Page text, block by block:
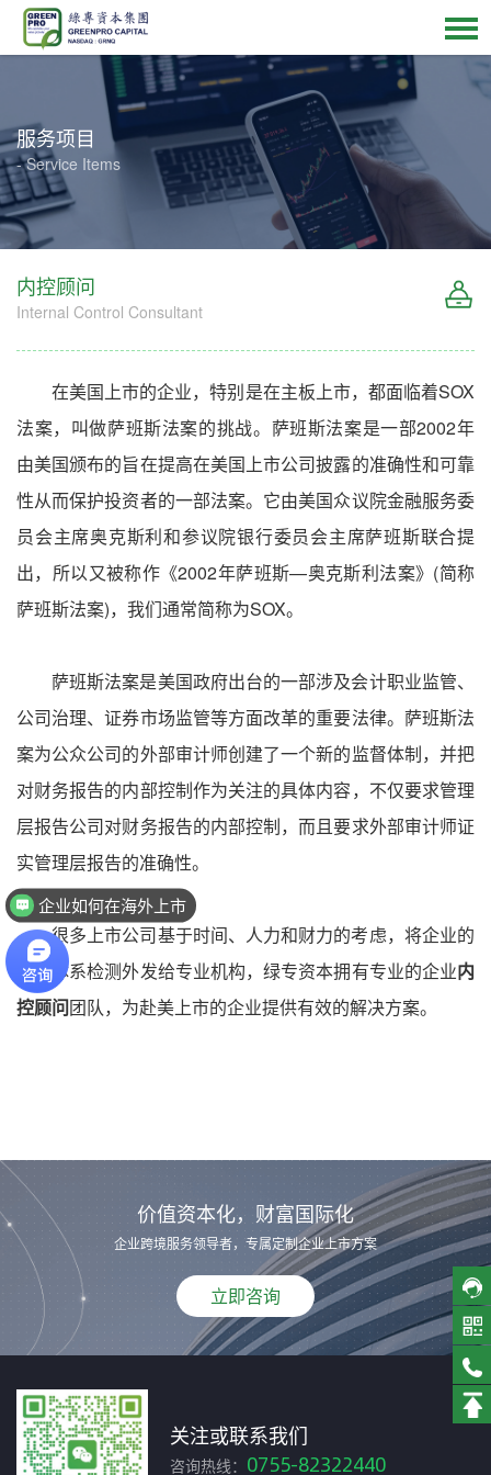
服务项目
- Service Items
内控顾问
Internal Control Consultant
在美国上市的企业，特别是在主板上市，都面临着SOX
法案，叫做萨班斯法案的挑战。萨班斯法案是一部2002年
由美国颁布的旨在提高在美国上市公司披露的准确性和可靠
性从而保护投资者的一部法案。它由美国众议院金融服务委
员会主席奥克斯利和参议院银行委员会主席萨班斯联合提
出，所以又被称作《2002年萨班斯—奥克斯利法案》(简称
萨班斯法案)，我们通常简称为SOX。
萨班斯法案是美国政府出台的一部涉及会计职业监管、
公司治理、证券市场监管等方面改革的重要法律。萨班斯法
案为公众公司的外部审计师创建了一个新的监督体制，并把
对财务报告的内部控制作为关注的具体内容，不仅要求管理
层报告公司对财务报告的内部控制，而且要求外部审计师证
实管理层报告的准确性。
很多上市公司基于时间、人力和财力的考虑，将企业的
内控体系检测外发给专业机构，绿专资本拥有专业的企业内
控顾问团队，为赴美上市的企业提供有效的解决方案。
价值资本化，财富国际化
企业跨境服务领导者，专属定制企业上市方案
立即咨询
关注或联系我们
咨询热线： 0755-82322440
企业如何在海外上市